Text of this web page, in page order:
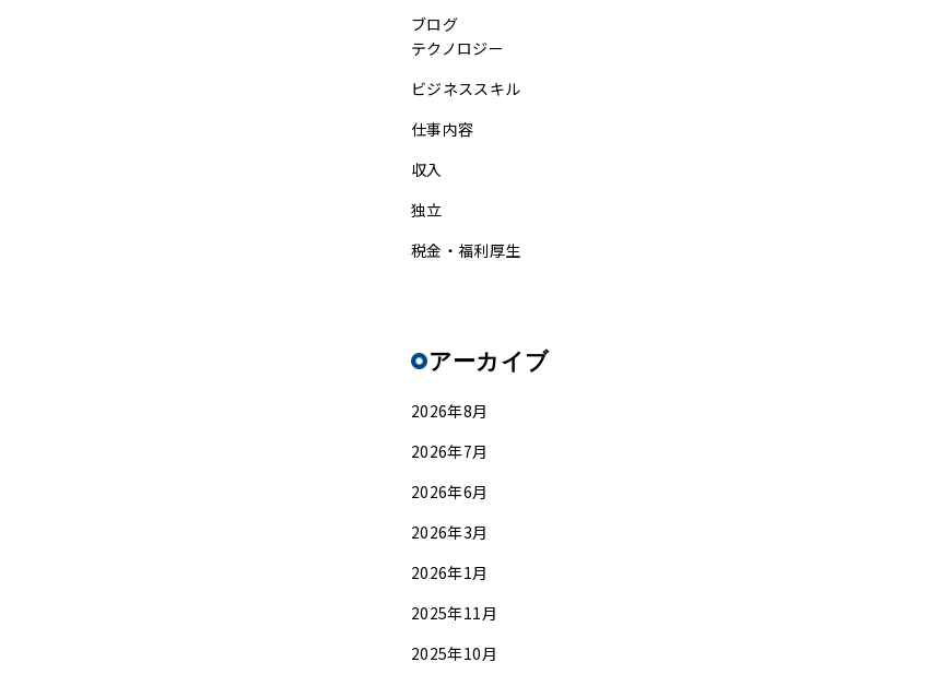
ブログ
テクノロジー
ビジネススキル
仕事内容
収入
独立
税金・福利厚生
アーカイブ
2026年8月
2026年7月
2026年6月
2026年3月
2026年1月
2025年11月
2025年10月